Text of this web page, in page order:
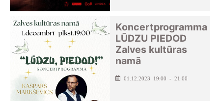
Koncertprogramma
LŪDZU PIEDOD
Zalves kultūras
namā
01.12.2023 19:00 - 21:00